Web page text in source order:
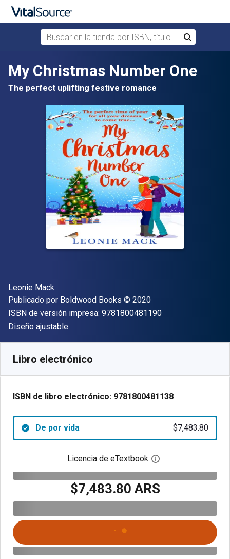
Saltar al contenido principal
Buscar en la tienda por ISBN, título o autor
Buscar
My Christmas Number One
The perfect uplifting festive romance
Autor(es)
Leonie Mack
Editor
Publicado por Boldwood Books Copyright
© 2020
ISBN de versión impresa: 9781800481190"ISBN-13
Formato
Diseño ajustable
Libro electrónico
ISBN de libro electrónico: 9781800481138
De por vida $7,483.80
Licencia de eTextbook Abre el cuadro de
$7,483.80 ARS